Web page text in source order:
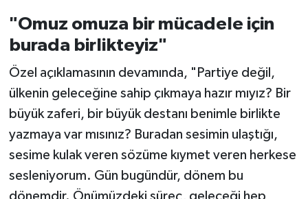
"Omuz omuza bir mücadele için
burada birlikteyiz"
Özel açıklamasının devamında, "Partiye değil,
ülkenin geleceğine sahip çıkmaya hazır mıyız? Bir
büyük zaferi, bir büyük destanı benimle birlikte
yazmaya var mısınız? Buradan sesimin ulaştığı,
sesime kulak veren sözüme kıymet veren herkese
sesleniyorum. Gün bugündür, dönem bu
dönemdir. Önümüzdeki süreç, geleceği hep